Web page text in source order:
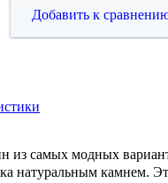
Добавить к
из самых модных
натуральным камнем.